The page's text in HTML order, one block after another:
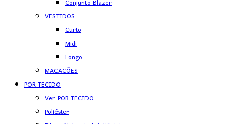
Conjunto Blazer
VESTIDOS
Curto
Midi
Longo
MACACÕES
POR TECIDO
Ver POR TECIDO
Poliéster